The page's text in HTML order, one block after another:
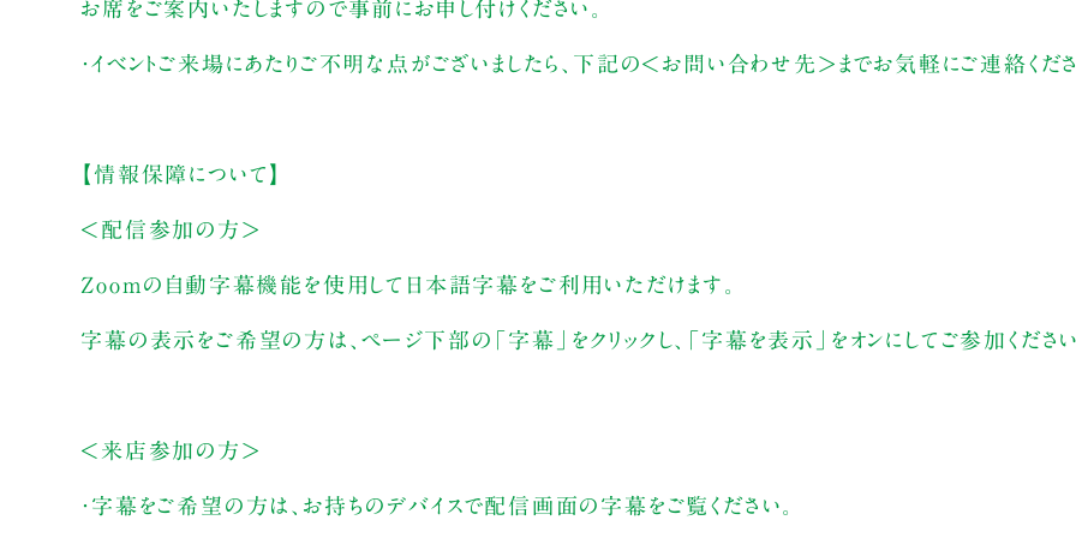
お席をご案内いたしますので事前にお申し付けください。
・イベントご来場にあたりご不明な点がございましたら、下記の＜お問い合わせ先＞までお気軽にご連絡くだ
【情報保障について】
＜配信参加の方＞
Zoomの自動字幕機能を使用して日本語字幕をご利用いただけます。
字幕の表示をご希望の方は、ページ下部の「字幕」をクリックし、「字幕を表示」をオンにしてご参加ください
＜来店参加の方＞
・字幕をご希望の方は、お持ちのデバイスで配信画面の字幕をご覧ください。